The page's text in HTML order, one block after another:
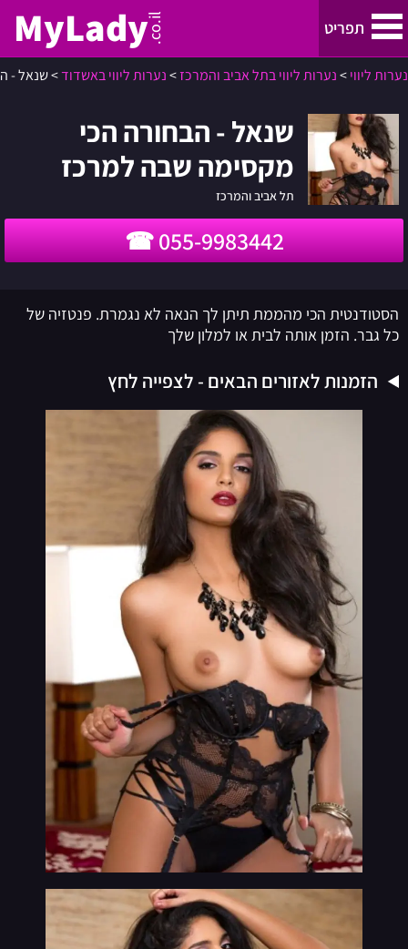
תפריט MyLady.co.il
נערות ליווי
נערות ליווי בתל אביב והמרכז
נערות ליווי בחיפה, קריות והצפון
ירושלים
נערות ליווי באילת
נערות ליווי בתמונות אמיתיות
נערות ליווי>נערות ליווי בתל אביב והמרכז>נערות ליווי באשדוד>שנאל -
שנאל - הבחורה הכי
מקסימה שבה למרכז
תל אביב והמרכז
055-9983442
הסטודנטית הכי מהממת תיתן לך הנאה לא נגמרת. פנטזיה של
כל גבר. הזמן אותה לבית או למלון שלך
הזמנות לאזורים הבאים - לצפייה לחץ